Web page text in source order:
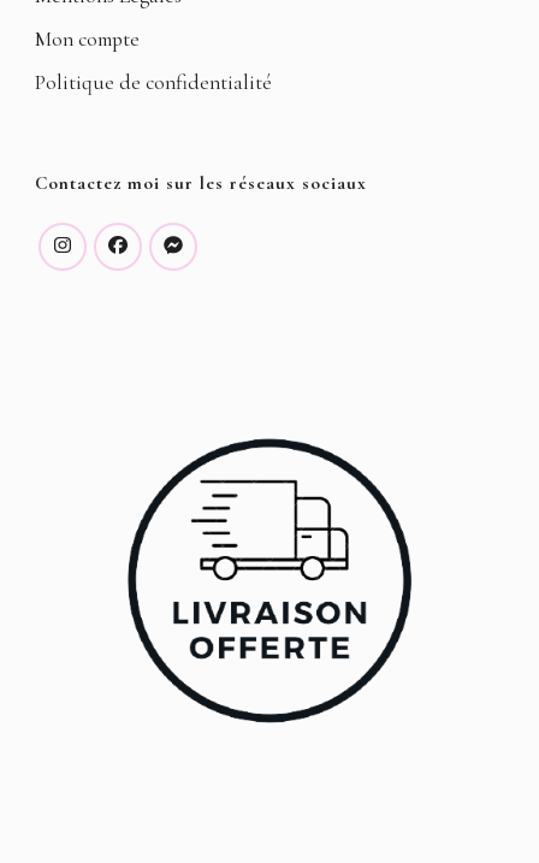
Mon compte
Politique de confidentialité
Contactez moi sur les réseaux sociaux